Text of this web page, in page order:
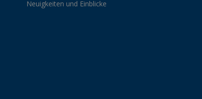
Neuigkeiten und Einblicke